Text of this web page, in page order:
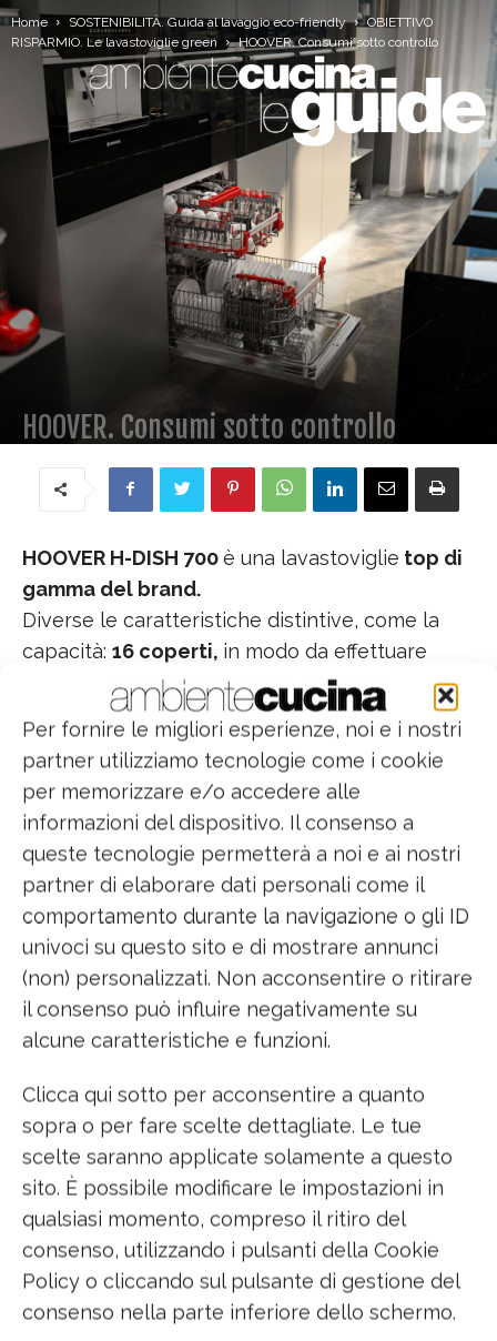
Per fornire le migliori esperienze, noi e i nostri
partner utilizziamo tecnologie come i cookie
per memorizzare e/o accedere alle
informazioni del dispositivo. Il consenso a
queste tecnologie permetterà a noi e ai nostri
partner di elaborare dati personali come il
comportamento durante la navigazione o gli ID
univoci su questo sito e di mostrare annunci
(non) personalizzati. Non acconsentire o ritirare
il consenso può influire negativamente su
alcune caratteristiche e funzioni.
Clicca qui sotto per acconsentire a quanto
sopra o per fare scelte dettagliate. Le tue
scelte saranno applicate solamente a questo
sito. È possibile modificare le impostazioni in
qualsiasi momento, compreso il ritiro del
consenso, utilizzando i pulsanti della Cookie
Policy o cliccando sul pulsante di gestione del
consenso nella parte inferiore dello schermo.
Home SOSTENIBILITÀ. Guida al lavaggio eco-friendly
OBIETTIVO
RISPARMIO. Le lavastoviglie green
HOOVER. Consumi sotto controllo
HOOVER. Consumi sotto controllo
HOOVER H-DISH 700è una lavastoviglie top di
gamma del brand.
Diverse le caratteristiche distintive, come la
capacità: 16 coperti, in modo da effettuare
meno cicli di lavaggio e consumare meno
acqua e detersivo.
Grazie al sensoreDirty Sensor Systemla
lavastoviglieregola automaticamente la
temperatura e la durata del ciclo a seconda
del grado di sporco rilevato , ottimizzando le
prestazioni di lavaggio, l’utilizzo dell’acqua e il
consumo di energia.
L'app di Hoover permette di avere tutto
sotto controllo , monitorando sia il consumo di
detersivo che di energia. L’app elabora i dati
sull’utilizzo della lavastoviglie e fornisce
consigli utili per l’ottimizzazione dei consumi.
Classe energetica A+++ -10%
raggiungibile
grazie all’apertura automatica della porta a fine
ciclo. Questo consente di consumare meno
energia nella fase di asciugatura e prevenire i
cattivi odori in caso di ritardo nello
svuotamento delle stoviglie.